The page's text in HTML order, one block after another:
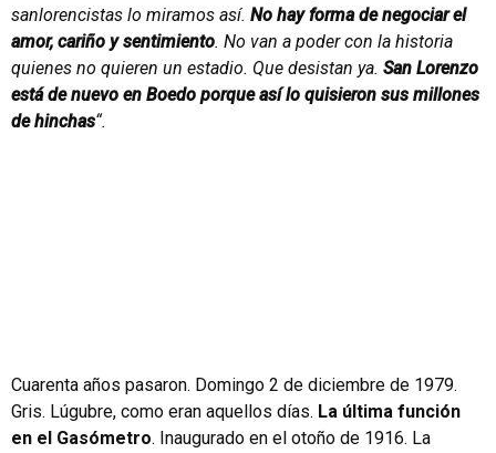
sanlorencistas lo miramos así. No hay forma de negociar el
amor, cariño y sentimiento. No van a poder con la historia
quienes no quieren un estadio. Que desistan ya. San Lorenzo
está de nuevo en Boedo porque así lo quisieron sus millones
de hinchas“.
Cuarenta años pasaron. Domingo 2 de diciembre de 1979.
Gris. Lúgubre, como eran aquellos días. La última función
en el Gasómetro. Inaugurado en el otoño de 1916. La